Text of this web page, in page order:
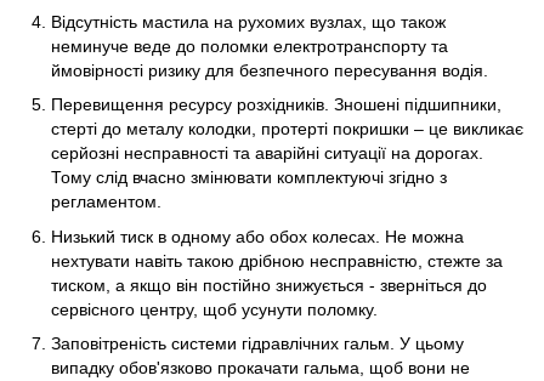
Відсутність мастила на рухомих вузлах, що також
неминуче веде до поломки електротранспорту та
ймовірності ризику для безпечного пересування водія.
Перевищення ресурсу розхідників. Зношені підшипники,
стерті до металу колодки, протерті покришки – це викликає
серйозні несправності та аварійні ситуації на дорогах.
Тому слід вчасно змінювати комплектуючі згідно з
регламентом.
Низький тиск в одному або обох колесах. Не можна
нехтувати навіть такою дрібною несправністю, стежте за
тиском, а якщо він постійно знижується - зверніться до
сервісного центру, щоб усунути поломку.
Заповітреність системи гідравлічних гальм. У цьому
випадку обов'язково прокачати гальма, щоб вони не